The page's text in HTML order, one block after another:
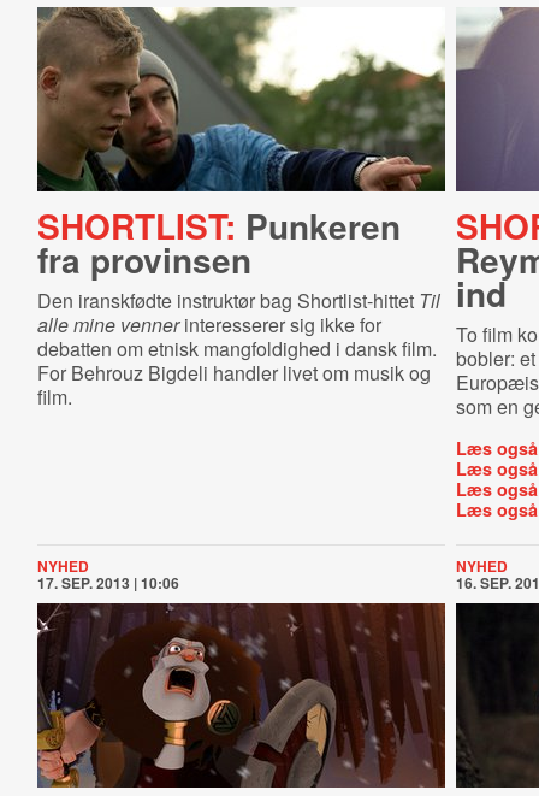
SHORTLIST: Punkeren
fra provinsen
Den iranskfødte instruktør bag Shortlist-hittet Til
alle mine vennerinteresserer sig ikke for
debatten om etnisk mangfoldighed i dansk film.
For Behrouz Bigdeli handler livet om musik og
film.
ind
To film
bobler:
som en
Læs
Læs
Læs
Læs
NYHED
17. SEP. 2013 | 10:06
NYHED
16. SEP.